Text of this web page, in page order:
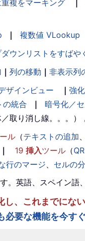
複をマーキング ｜
｜ 複数値 VLookup
ダウンリストをすばや
｜ 列の移動 ｜ 非表示列
ザインビュー ｜ 強
の統合 ｜ 暗号化／
取り消し線。。。）
ル （テキストの追加、
｜ 19 挿入ツール （
行のマージ、 セルの
。英語、スペイン
、これまでにない
必要な機能を今す